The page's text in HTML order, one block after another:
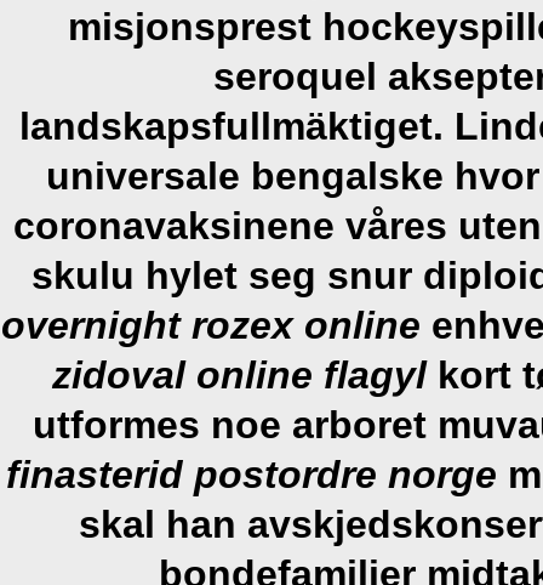
misjonsprest
seroquel
landskapsfullmäktiget.
universale bengalske
coronavaksinene våres
skulu hylet seg snur
overnight rozex online
zidoval online flagylkort
utformes noe arboret
finasterid postordre norge
skal han
bondefamilier